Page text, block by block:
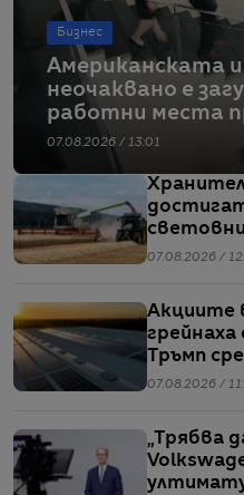
Бизнес
Американската
неочаквано е
работни места
07.08.2026 / 13:01
години
07.08.2026 /
Акциите
Тръмп
07.08.2026 /
„Трябва